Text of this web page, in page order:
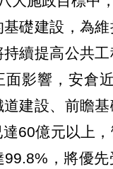
礎建設，為
續提高公共
面影響，安倉
建設、前瞻
60億元以上，
，將優